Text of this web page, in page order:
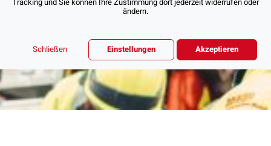
ändern.
Schließen Einstellungen Akzeptieren